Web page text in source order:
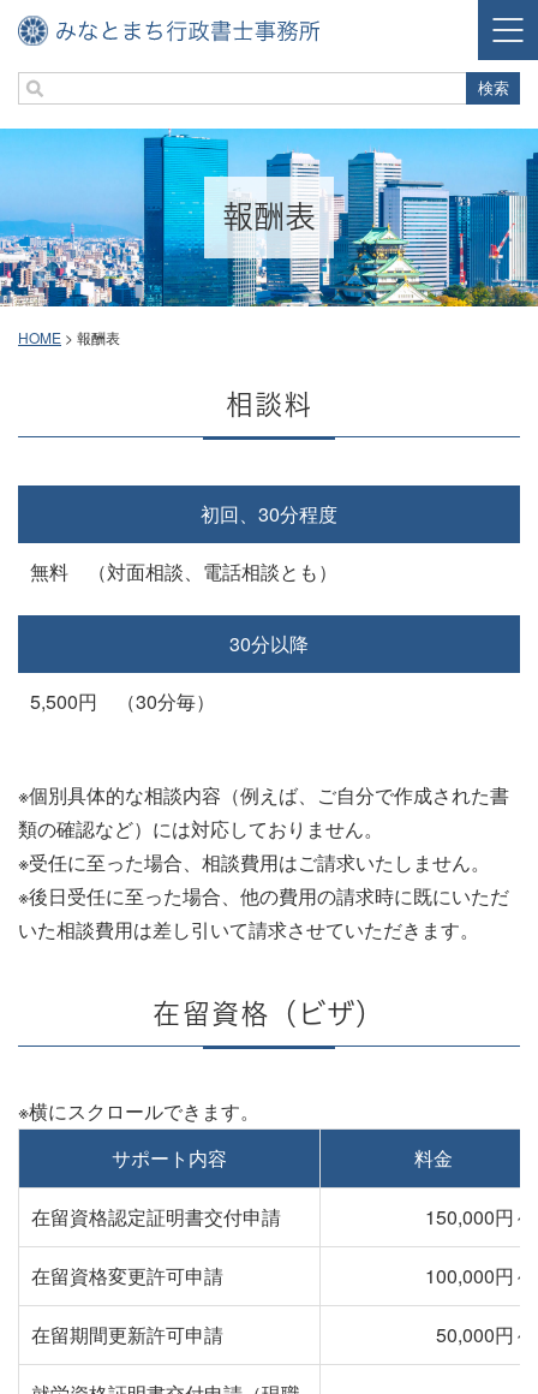
報酬表
HOME > 報酬表
相談料
初回、30分程度
無料 （対面相談、電話相談とも）
30分以降
5,500円 （30分毎）
※個別具体的な相談内容（例えば、ご自分で作成された書
類の確認など）には対応しておりません。
※受任に至った場合、相談費用はご請求いたしません。
※後日受任に至った場合、他の費用の請求時に既にいただ
いた相談費用は差し引いて請求させていただきます。
在留資格（ビザ）
サポート内容 料金
在留資格認定証明書交付申請 150,000円～
在留資格変更許可申請 100,000円～
在留期間更新許可申請 50,000円～